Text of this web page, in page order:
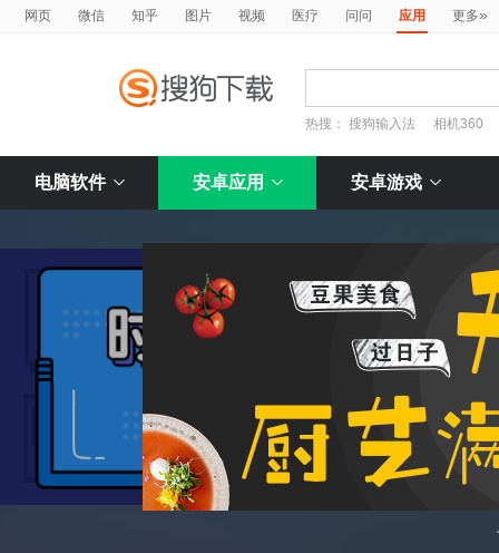
网页 微信 知乎 图片 视频 医疗 问问 应用 更多»
热搜： 搜狗输入法 相机360
电脑软件 安卓应用 安卓游戏